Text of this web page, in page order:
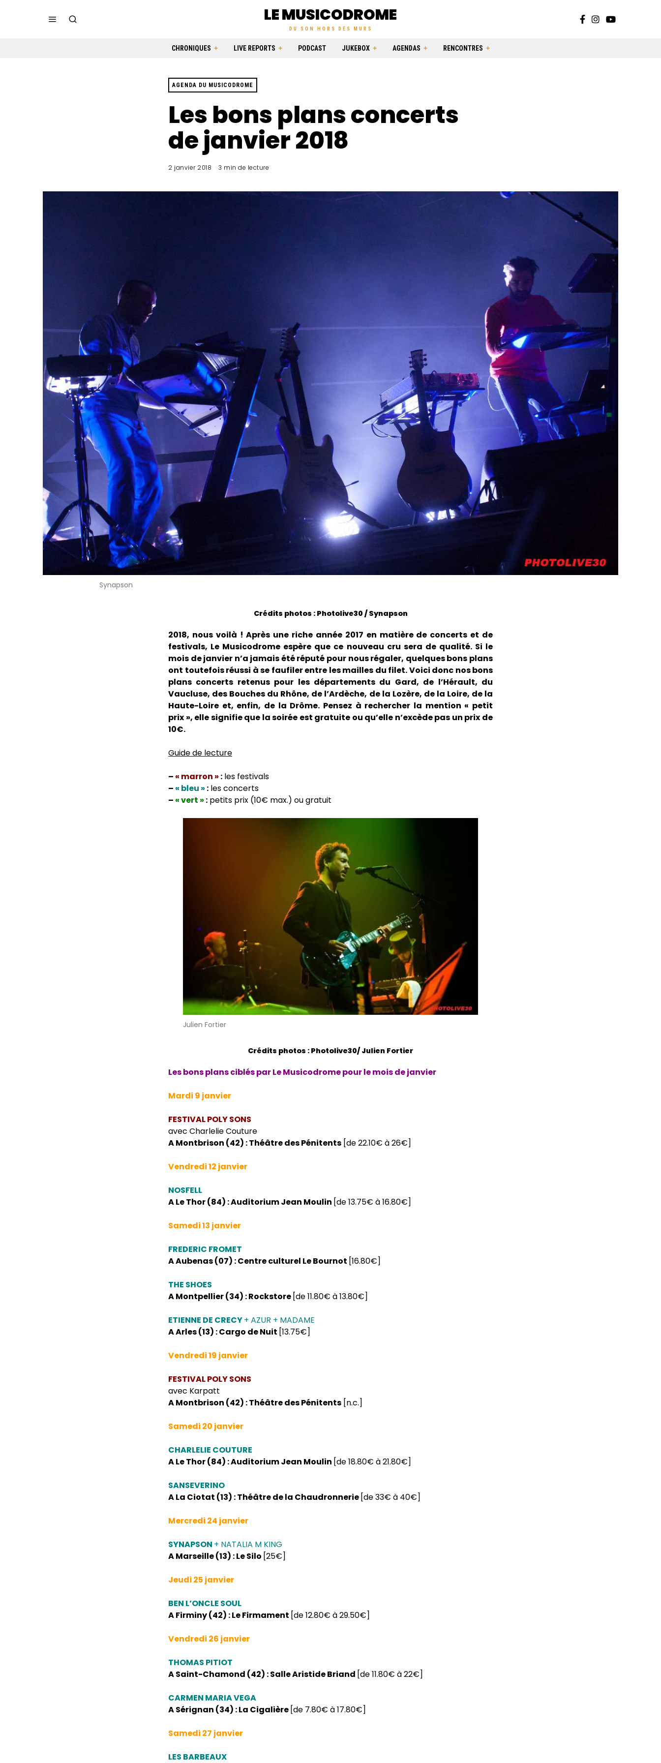
LE MUSICODROME
DU SON HORS DES MURS
CHRONIQUES LIVE REPORTS PODCAST JUKEBOX AGENDAS RENCONTRES
AGENDA DU MUSICODROME
Les bons plans concerts
de janvier 2018
2 janvier 2018 3 min de lecture
Synapson
Crédits photos : Photolive30 / Synapson
2018, nous voilà ! Après une riche année 2017 en matière de concerts et de
festivals, Le Musicodrome espère que ce nouveau cru sera de qualité. Si le
mois de janvier n’a jamais été réputé pour nous régaler, quelques bons plans
ont toutefois réussi à se faufiler entre les mailles du filet. Voici donc nos bons
plans concerts retenus pour les départements du Gard, de l’Hérault, du
Vaucluse, des Bouches du Rhône, de l’Ardèche, de la Lozère, de la Loire, de la
Haute-Loire et, enfin, de la Drôme. Pensez à rechercher la mention « petit
prix », elle signifie que la soirée est gratuite ou qu’elle n’excède pas un prix de
10€.
Guide de lecture
– « marron » : les festivals
– « bleu » : les concerts
– « vert » : petits prix (10€ max.) ou gratuit
Julien Fortier
Crédits photos : Photolive30/ Julien Fortier
Les bons plans ciblés par Le Musicodrome pour le mois de janvier
Mardi 9 janvier
FESTIVAL POLY SONS
avec Charlelie Couture
A Montbrison (42) : Théâtre des Pénitents [de 22.10€ à 26€]
Vendredi 12 janvier
NOSFELL
A Le Thor (84) : Auditorium Jean Moulin [de 13.75€ à 16.80€]
Samedi 13 janvier
FREDERIC FROMET
A Aubenas (07) : Centre culturel Le Bournot [16.80€]
THE SHOES
A Montpellier (34) : Rockstore [de 11.80€ à 13.80€]
ETIENNE DE CRECY+ AZUR + MADAME
A Arles (13) : Cargo de Nuit [13.75€]
Vendredi 19 janvier
FESTIVAL POLY SONS
avec Karpatt
A Montbrison (42) : Théâtre des Pénitents [n.c.]
Samedi 20 janvier
CHARLELIE COUTURE
A Le Thor (84) : Auditorium Jean Moulin [de 18.80€ à 21.80€]
SANSEVERINO
A La Ciotat (13) : Théâtre de la Chaudronnerie [de 33€ à 40€]
Mercredi 24 janvier
SYNAPSON + NATALIA M KING
A Marseille (13) : Le Silo [25€]
Jeudi 25 janvier
BEN L’ONCLE SOUL
A Firminy (42) : Le Firmament [de 12.80€ à 29.50€]
Vendredi 26 janvier
THOMAS PITIOT
A Saint-Chamond (42) : Salle Aristide Briand [de 11.80€ à 22€]
CARMEN MARIA VEGA
A Sérignan (34) : La Cigalière [de 7.80€ à 17.80€]
Samedi 27 janvier
LES BARBEAUX